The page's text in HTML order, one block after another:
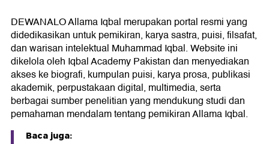
DEWANALO Allama Iqbal merupakan portal resmi yang
didedikasikan untuk pemikiran, karya sastra, puisi, filsafat,
dan warisan intelektual Muhammad Iqbal. Website ini
dikelola oleh Iqbal Academy Pakistan dan menyediakan
akses ke biografi, kumpulan puisi, karya prosa, publikasi
akademik, perpustakaan digital, multimedia, serta
berbagai sumber penelitian yang mendukung studi dan
pemahaman mendalam tentang pemikiran Allama Iqbal.
Baca juga: